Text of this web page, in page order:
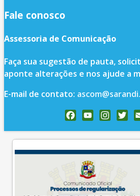
Fale conosco
Assessoria de Comunicação
Faça sua sugestão de pauta,
aponte alterações e nos ajude a
E-mail de contato:
Channel